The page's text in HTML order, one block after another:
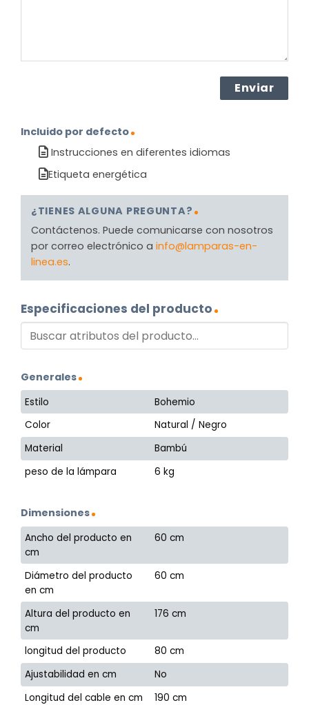
Incluido por defecto
Instrucciones en diferentes idiomas
Etiqueta energética
¿TIENES ALGUNA PREGUNTA?
Contáctenos. Puede comunicarse con nosotros
por correo electrónico a info@lamparas-en-
linea.es.
Especificaciones del producto
Generales
Estilo
Bohemio
Color
Natural / Negro
Material
Bambú
peso de la lámpara
6 kg
Dimensiones
Ancho del producto en
cm
60 cm
Diámetro del producto
en cm
60 cm
Altura del producto en
cm
176 cm
longitud del producto
80 cm
Ajustabilidad en cm
No
Longitud del cable en cm
190 cm